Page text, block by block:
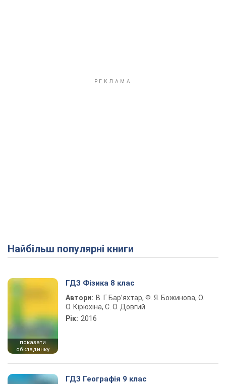
Найбільш популярні книги
показати
обкладинку
ГДЗ Фізика 8 клас
Автори: В. Г. Бар’яхтар, Ф. Я. Божинова, О.
О. Кірюхіна, С. О. Довгий
Рік: 2016
ГДЗ Географія 9 клас